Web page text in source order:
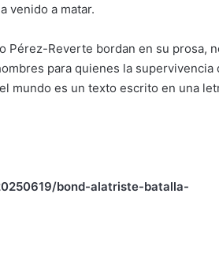
venido a matar.
Pérez-Reverte bordan en su prosa,
para quienes la supervivencia
mundo es un texto escrito en una
bond-alatriste-batalla-